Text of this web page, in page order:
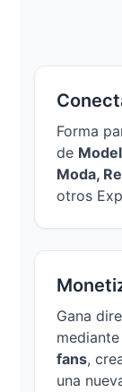
Forma
de
Moda,
otros
Gana
fans,
una